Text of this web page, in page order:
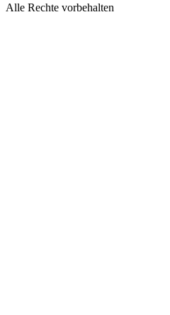
Alle Rechte vorbehalten